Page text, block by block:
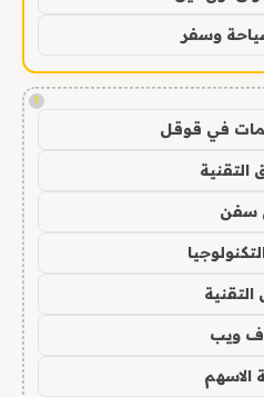
وسفر
!
في قوقل
التقنية
سفن
التقنية
ويب
الاسهم